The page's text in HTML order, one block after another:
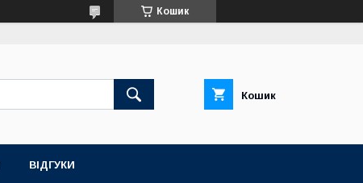
Кошик
Кошик
ВІДГУКИ